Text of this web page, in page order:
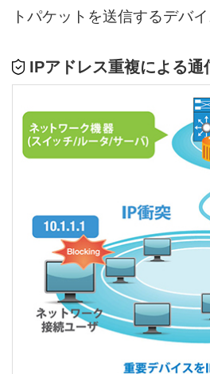
トパケットを送信するデバ
IPアドレス重複による通